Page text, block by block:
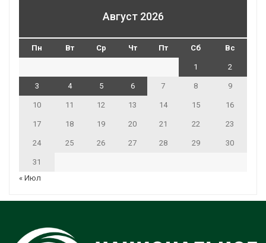
Август 2026
Пн Вт Ср Чт Пт Сб Вс
1 2
3 4 5 6 7 8 9
10 11 12 13 14 15 16
17 18 19 20 21 22 23
24 25 26 27 28 29 30
31
« Июл